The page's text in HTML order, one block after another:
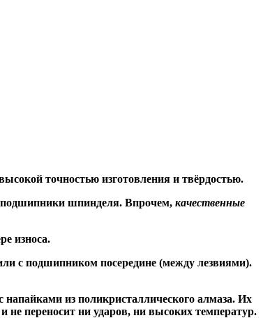
точностью изготовления и твёрдостью.
подшипники шпинделя. Впрочем, качественные
износа.
с подшипником посередине (между лезвиями).
из поликристаллического алмаза. Их
переносит ни ударов, ни высоких температур.